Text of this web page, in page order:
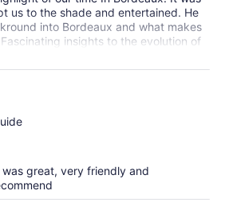
us to the shade and entertained. He
into Bordeaux and what makes
insights to the evolution of
with it's past. If you are in
It is Excellent and you wont regret it.
was great, very friendly and